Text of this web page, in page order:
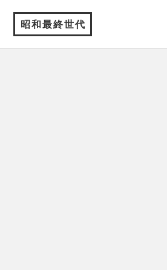
昭和最終世代